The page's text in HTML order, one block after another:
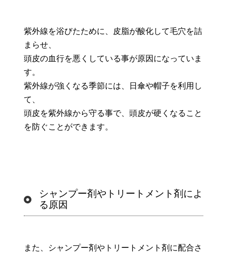
紫外線を浴びたために、皮脂が酸化して毛穴を詰
まらせ、
頭皮の血行を悪くしている事が原因になっていま
す。
紫外線が強くなる季節には、日傘や帽子を利用し
て、
頭皮を紫外線から守る事で、頭皮が硬くなること
を防ぐことができます。
シャンプー剤やトリートメント剤によ
る原因
また、シャンプー剤やトリートメント剤に配合さ